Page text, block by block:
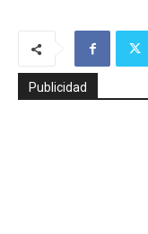
Publicidad